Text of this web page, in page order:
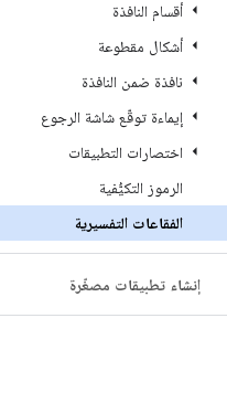
أقسام النافذة
أشكال مقطوعة
نافذة ضمن النافذة
إيماءة توقّع شاشة الرجوع
اختصارات التطبيقات
الرموز التكيُّفية
الفقاعات التفسيرية
إنشاء تطبيقات مصغّرة